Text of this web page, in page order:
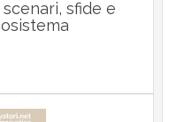
sfide e